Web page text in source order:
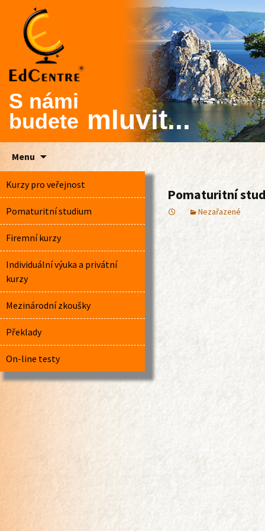
S námi
budete mluvit...
Menu
content
Kurzy pro veřejnost
Pomaturitní studium
Firemní kurzy
Individuální výuka a privátní
kurzy
Mezinárodní zkoušky
Překlady
On-line testy
nic
Pomaturitní
Nezařazené